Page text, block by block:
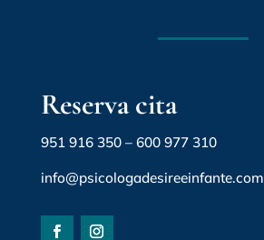
Reserva cita
951 916 350– 600 977 310
info@psicologadesireeinfante.com